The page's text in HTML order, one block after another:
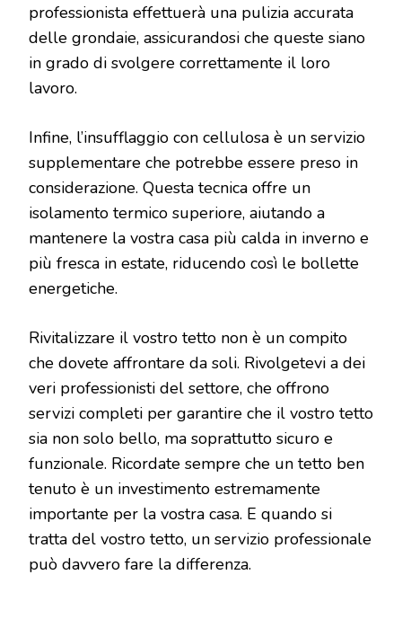
professionista effettuerà una pulizia accurata
delle grondaie, assicurandosi che queste siano
in grado di svolgere correttamente il loro
lavoro.
Infine, l’insufflaggio con cellulosa è un servizio
supplementare che potrebbe essere preso in
considerazione. Questa tecnica offre un
isolamento termico superiore, aiutando a
mantenere la vostra casa più calda in inverno e
più fresca in estate, riducendo così le bollette
energetiche.
Rivitalizzare il vostro tetto non è un compito
che dovete affrontare da soli. Rivolgetevi a dei
veri professionisti del settore, che offrono
servizi completi per garantire che il vostro tetto
sia non solo bello, ma soprattutto sicuro e
funzionale. Ricordate sempre che un tetto ben
tenuto è un investimento estremamente
importante per la vostra casa. E quando si
tratta del vostro tetto, un servizio professionale
può davvero fare la differenza.